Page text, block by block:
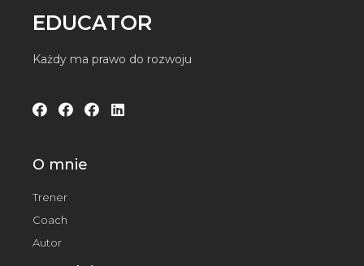
EDUCATOR
Każdy ma prawo do rozwoju
O mnie
Trener
Coach
Autor